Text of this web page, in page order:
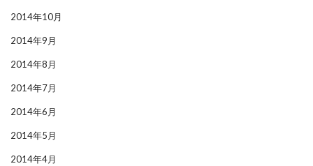
2014年10月
2014年9月
2014年8月
2014年7月
2014年6月
2014年5月
2014年4月